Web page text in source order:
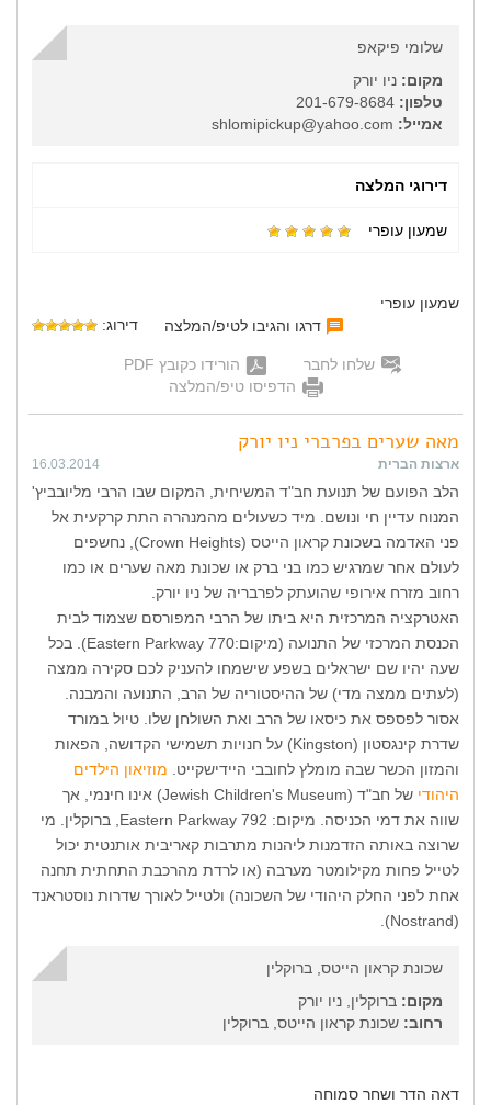
שלומי פיקאפ
מקום: ניו יורק
טלפון:
אמייל:
דירוגי המלצה
שמעון עופרי
שמעון עופרי
דרגו והגיבו לטיפ/המלצה
דירוג:
שלחו לחבר
הורידו כקובץ PDF
הדפיסו טיפ/המלצה
מאה שערים בפרברי ניו יורק
ארצות הברית 16.03.2014
הלב הפועם של תנועת חב"ד המשיחית, המקום שבו הרבי מליובביץ'
המנוח עדיין חי ונושם. מיד כשעולים מהמנהרה התת קרקעית אל
פני האדמה בשכונת קראון הייטס (Crown Heights), נחשפים
לעולם אחר שמרגיש כמו בני ברק או שכונת מאה שערים או כמו
רחוב מזרח אירופי שהועתק לפרבריה של ניו יורק.
האטרקציה המרכזית היא ביתו של הרבי המפורסם שצמוד לבית
הכנסת המרכזי של התנועה (מיקום:770 Eastern Parkway). בכל
שעה יהיו שם ישראלים בשפע שישמחו להעניק לכם סקירה ממצה
(לעתים ממצה מדי) של ההיסטוריה של הרב, התנועה והמבנה.
אסור לפספס את כיסאו של הרב ואת השולחן שלו. טיול במורד
שדרת קינגסטון (Kingston) על חנויות תשמישי הקדושה, הפאות
והמזון הכשר שבה מומלץ לחובבי היידישקייט. מוזיאון הילדים
היהודי
של חב"ד (Jewish Children's Museum) אינו חינמי, אך
שווה את דמי הכניסה. מיקום: 792 Eastern Parkway, ברוקלין. מי
שרוצה באותה הזדמנות ליהנות מתרבות קאריבית אותנטית יכול
לטייל פחות מקילומטר מערבה (או לרדת מהרכבת התחתית תחנה
אחת לפני החלק היהודי של השכונה) ולטייל לאורך שדרות נוסטראנד
(Nostrand).
שכונת קראון הייטס, ברוקלין
מקום: ברוקלין, ניו יורק
רחוב: שכונת קראון הייטס, ברוקלין
דאה הדר ושחר סמוחה